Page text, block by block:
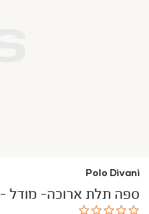
Polo Divani
ספה תלת ארוכה- מודל - Massimo